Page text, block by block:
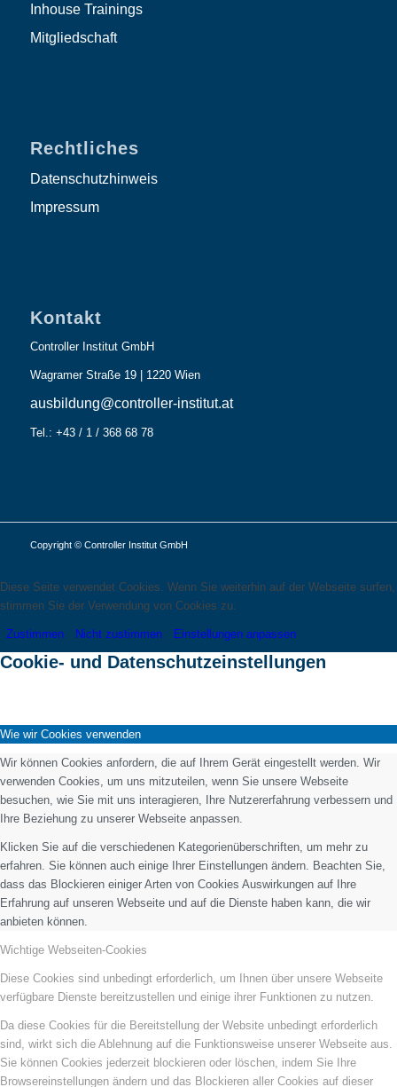
Inhouse Trainings
Mitgliedschaft
Rechtliches
Datenschutzhinweis
Impressum
Kontakt
Controller Institut GmbH
Wagramer Straße 19 | 1220 Wien
ausbildung@controller-institut.at
Tel.: +43 / 1 / 368 68 78
Copyright © Controller Institut GmbH
Diese Seite verwendet Cookies. Wenn Sie weiterhin auf der Webseite surfen,
stimmen Sie der Verwendung von Cookies zu.
Zustimmen Nicht zustimmen Einstellungen anpassen
Cookie- und Datenschutzeinstellungen
Wie wir Cookies verwenden
Wir können Cookies anfordern, die auf Ihrem Gerät eingestellt werden. Wir
verwenden Cookies, um uns mitzuteilen, wenn Sie unsere Webseite
besuchen, wie Sie mit uns interagieren, Ihre Nutzererfahrung verbessern und
Ihre Beziehung zu unserer Webseite anpassen.
Klicken Sie auf die verschiedenen Kategorienüberschriften, um mehr zu
erfahren. Sie können auch einige Ihrer Einstellungen ändern. Beachten Sie,
dass das Blockieren einiger Arten von Cookies Auswirkungen auf Ihre
Erfahrung auf unseren Webseite und auf die Dienste haben kann, die wir
anbieten können.
Wichtige Webseiten-Cookies
Diese Cookies sind unbedingt erforderlich, um Ihnen über unsere Webseite
verfügbare Dienste bereitzustellen und einige ihrer Funktionen zu nutzen.
Da diese Cookies für die Bereitstellung der Website unbedingt erforderlich
sind, wirkt sich die Ablehnung auf die Funktionsweise unserer Webseite aus.
Sie können Cookies jederzeit blockieren oder löschen, indem Sie Ihre
Browsereinstellungen ändern und das Blockieren aller Cookies auf dieser